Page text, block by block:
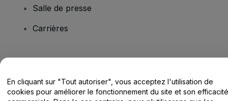
Salle de presse
Carrières
Centre d'assistance / Nous contacter
En cliquant sur "Tout autoriser", vous acceptez l'utilisation de
cookies pour améliorer le fonctionnement du site et son efficacité